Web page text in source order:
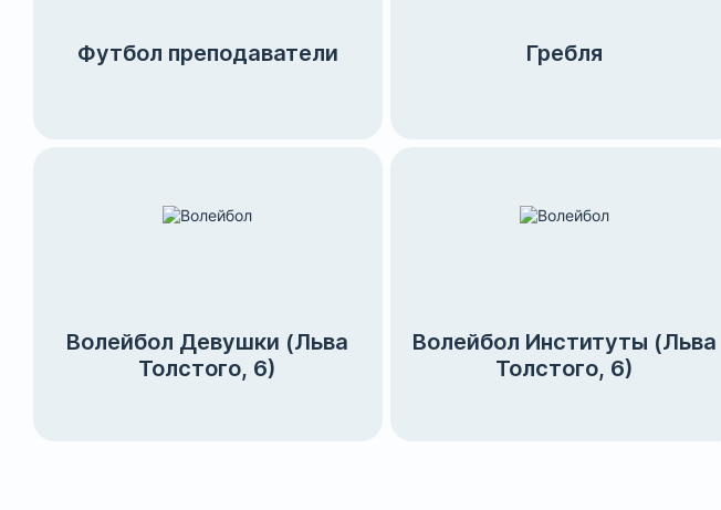
Футбол преподаватели Гребля
Волейбол Девушки (Льва
Толстого, 6)
Волейбол Институты (Льва
Толстого, 6)